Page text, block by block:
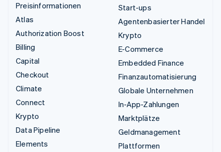
Preisinformationen
Atlas
Authorization Boost
Billing
Capital
Checkout
Climate
Connect
Krypto
Data Pipeline
Elements
Start-ups
Agentenbasierter Handel
Krypto
E-Commerce
Embedded Finance
Finanzautomatisierung
Globale Unternehmen
In-App-Zahlungen
Marktplätze
Geldmanagement
Plattformen